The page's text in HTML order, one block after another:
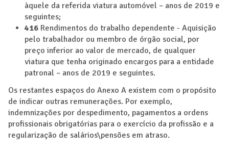
àquele da referida viatura automóvel – anos de 2019 e
seguintes;
416 Rendimentos do trabalho dependente - Aquisição
pelo trabalhador ou membro de órgão social, por
preço inferior ao valor de mercado, de qualquer
viatura que tenha originado encargos para a entidade
patronal – anos de 2019 e seguintes.
Os restantes espaços do Anexo A existem com o propósito
de indicar outras remunerações. Por exemplo,
indemnizações por despedimento, pagamentos a ordens
profissionais obrigatórias para o exercício da profissão e a
regularização de salários\pensões em atraso.